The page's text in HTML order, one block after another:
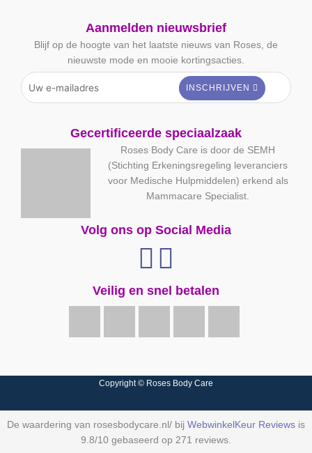
Aanmelden nieuwsbrief
Blijf op de hoogte van het laatste nieuws van Roses, de
nieuwste mode en mooie kortingsacties.
Gecertificeerde speciaalzaak
Roses Body Care is door de SEMH
(Stichting Erkeningsregeling leveranciers
voor Medische Hulpmiddelen) erkend als
Mammacare Specialist.
Volg ons op Social Media
Veilig en snel betalen
Copyright © Roses Body Care
De waardering van rosesbodycare.nl/ bij WebwinkelKeur Reviews is
9.8/10 gebaseerd op 271 reviews.